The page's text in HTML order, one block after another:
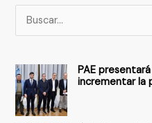
u
c
a
r
PAE
incrementar la